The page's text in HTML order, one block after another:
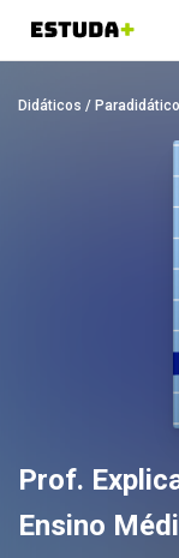
Didáticos /
Prof.
Ensino